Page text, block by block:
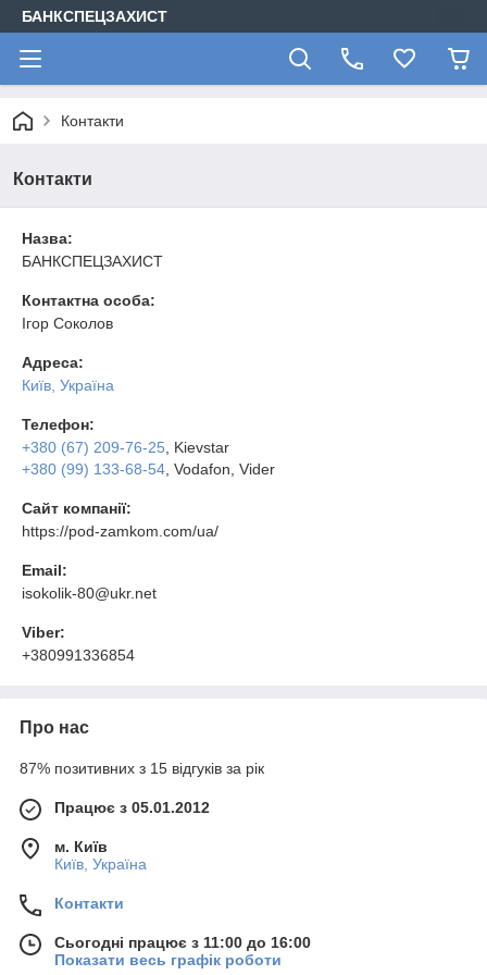
БАНКСПЕЦЗАХИСТ
Контакти
Контакти
Назва:
БАНКСПЕЦЗАХИСТ
Контактна особа:
Ігор Соколов
Адреса:
Київ, Україна
Телефон:
+380 (67) 209-76-25 , Kievstar
+380 (99) 133-68-54 , Vodafon, Vider
Сайт компанії:
https://pod-zamkom.com/ua/
Email:
isokolik-80@ukr.net
Viber:
+380991336854
Про нас
87% позитивних з 15 відгуків за рік
Працює з 05.01.2012
м. Київ
Київ, Україна
Контакти
Сьогодні працює з 11:00 до 16:00
Показати весь графік роботи